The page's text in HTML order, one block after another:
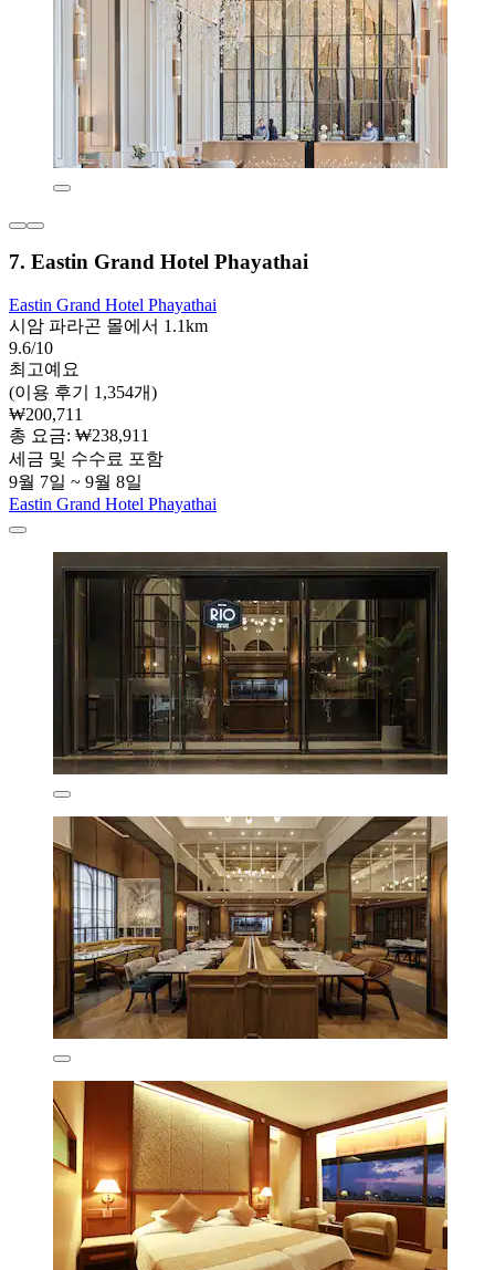
7. Eastin Grand Hotel Phayathai
Eastin Grand Hotel Phayathai
시암 파라곤 몰에서 1.1km
9.6/10
최고예요
(이용 후기 1,354개)
₩200,711
총 요금: ₩238,911
세금 및 수수료 포함
9월 7일 ~ 9월 8일
Eastin Grand Hotel Phayathai